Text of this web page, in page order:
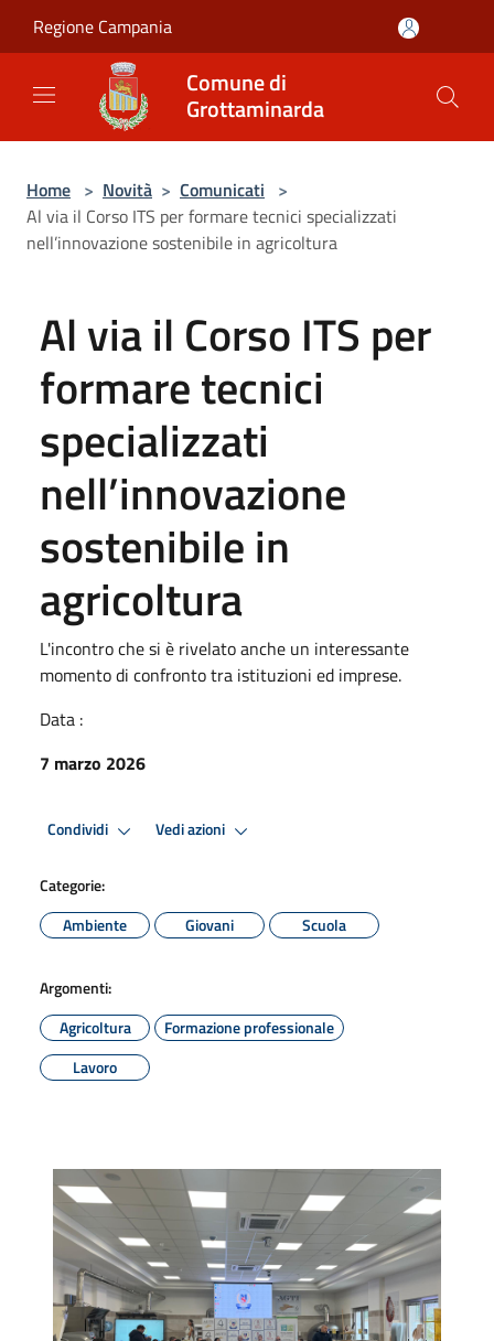
Regione Campania
Comune di
Grottaminarda
Home > Novità > Comunicati >
Al via il Corso ITS per formare tecnici specializzati
nell’innovazione sostenibile in agricoltura
Al via il Corso ITS per
formare tecnici
specializzati
nell’innovazione
sostenibile in
agricoltura
L'incontro che si è rivelato anche un interessante
momento di confronto tra istituzioni ed imprese.
Data :
7 marzo 2026
Condividi Vedi azioni
Categorie:
Ambiente
Giovani Scuola
Argomenti:
Agricoltura
Formazione professionale
Lavoro